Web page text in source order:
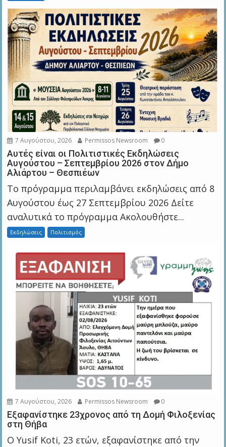
7 Αυγούστου, 2026 Permissos Newsroom 0
Αυτές είναι οι Πολιτιστικές Εκδηλώσεις
Αυγούστου – Σεπτεμβρίου 2026 στον Δήμο
Αλιάρτου – Θεσπιέων
Το πρόγραμμα περιλαμβάνει εκδηλώσεις από 8
Αυγούστου έως 27 Σεπτεμβρίου 2026 Δείτε
αναλυτικά το πρόγραμμα Ακολουθήστε...
Εκδηλώσεις Πολιτισμός
7 Αυγούστου, 2026 Permissos Newsroom 0
Εξαφανίστηκε 23χρονος από τη Δομή Φιλοξενίας
στη Θήβα
Ο Yusif Koti, 23 ετών, εξαφανίστηκε από την